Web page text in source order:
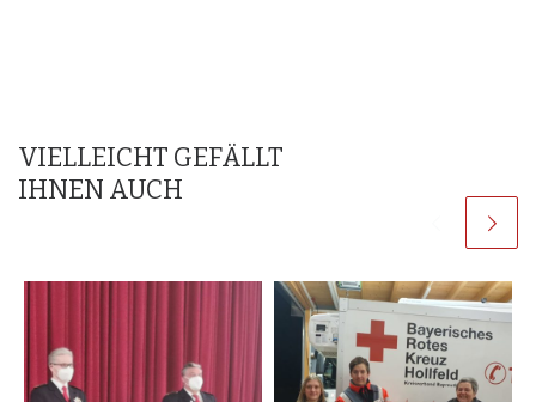
VIELLEICHT GEFÄLLT
IHNEN AUCH